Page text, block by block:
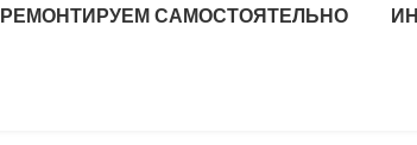
РЕМОНТИРУЕМ САМОСТОЯТЕЛЬНО